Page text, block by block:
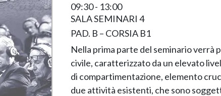
09:30 - 13:00
SALA SEMINARI 4
PAD. B – CORSIA B1
Nella prima parte del seminario
civile, caratterizzato da un elevato
di compartimentazione, elemento
due attività esistenti, che sono